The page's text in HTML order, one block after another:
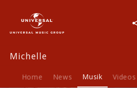
Michelle
Michelle
Home News Musik Videos